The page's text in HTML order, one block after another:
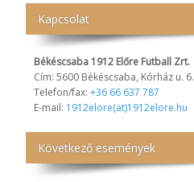
Kapcsolat
Békéscsaba 1912 Előre Futball Zrt.
Cím: 5600 Békéscsaba, Kórház u. 6.
Telefon/fax: +36 66 637 787
E-mail: 1912elore(at)1912elore.hu
Következő események